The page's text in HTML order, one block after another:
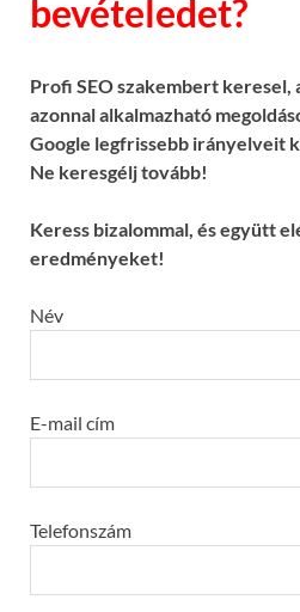
bevételedet?
Profi SEO szakembert keresel,
azonnal alkalmazható
Google legfrissebb irányelveit
Ne keresgélj tovább!
Keress bizalommal, és együtt
eredményeket!
Név
E-mail cím
Telefonszám